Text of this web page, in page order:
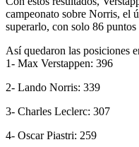
campeonato sobre Norris, el
superarlo, con solo 86 puntos
Así quedaron las posiciones
1- Max Verstappen: 396
2- Lando Norris: 339
3- Charles Leclerc: 307
4- Oscar Piastri: 259